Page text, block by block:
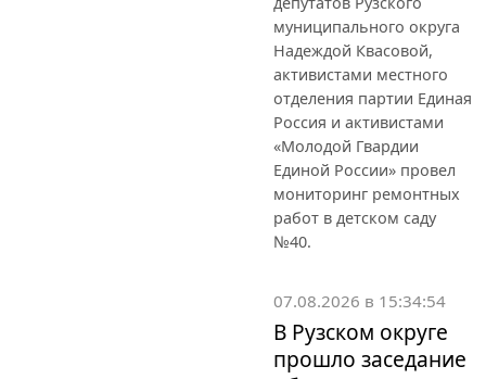
муниципального округа
Надеждой Квасовой,
активистами местного
отделения партии Единая
Россия и активистами
«Молодой Гвардии
Единой России» провел
мониторинг ремонтных
работ в детском саду
№40.
07.08.2026 в 15:34:54
В Рузском округе
прошло заседание